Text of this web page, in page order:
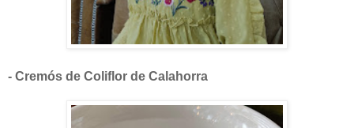
- Cremós de Coliflor de Calahorra